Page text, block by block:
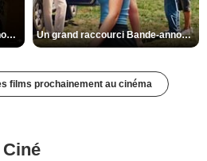
Juste pour une nuit Bande-annonce VO STFR Un grand raccourci Bande-annonce VF
films prochainement au cinéma